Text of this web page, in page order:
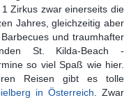
Zirkus zwar einerseits die
Jahres, gleichzeitig aber
und traumhafter
St. Kilda-Beach -
so viel Spaß wie hier.
Reisen gibt es tolle
in Österreich . Zwar